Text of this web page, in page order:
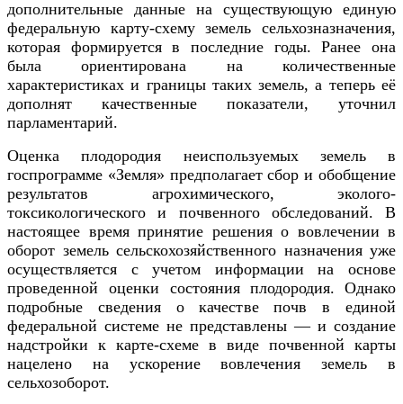
дополнительные данные на существующую единую
федеральную карту-схему земель сельхозназначения,
которая формируется в последние годы. Ранее она
была ориентирована на количественные
характеристиках и границы таких земель, а теперь её
дополнят качественные показатели, уточнил
парламентарий.
Оценка плодородия неиспользуемых земель в
госпрограмме «Земля» предполагает сбор и обобщение
результатов агрохимического, эколого-
токсикологического и почвенного обследований. В
настоящее время принятие решения о вовлечении в
оборот земель сельскохозяйственного назначения уже
осуществляется с учетом информации на основе
проведенной оценки состояния плодородия. Однако
подробные сведения о качестве почв в единой
федеральной системе не представлены — и создание
надстройки к карте-схеме в виде почвенной карты
нацелено на ускорение вовлечения земель в
сельхозоборот.